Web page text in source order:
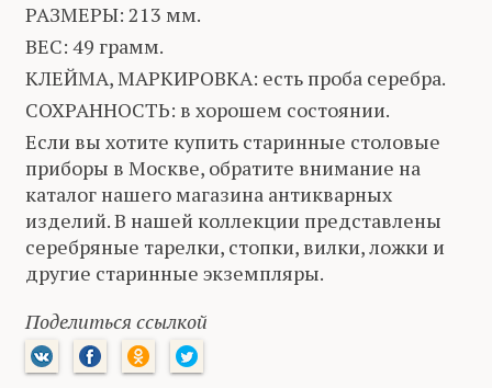
РАЗМЕРЫ: 213 мм.
ВЕС: 49 грамм.
КЛЕЙМА, МАРКИРОВКА: есть проба серебра.
СОХРАННОСТЬ: в хорошем состоянии.
Если вы хотите купить старинные столовые
приборы в Москве, обратите внимание на
каталог нашего магазина антикварных
изделий. В нашей коллекции представлены
серебряные тарелки, стопки, вилки, ложки и
другие старинные экземпляры.
Поделиться ссылкой